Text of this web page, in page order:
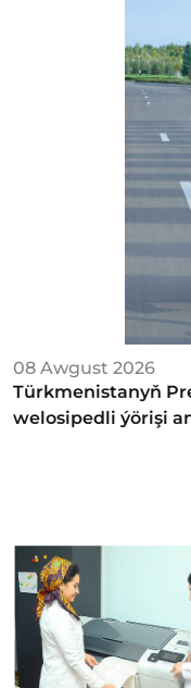
08 Awgust 2026
Türkmenistanyň
welosipedli ýörişi